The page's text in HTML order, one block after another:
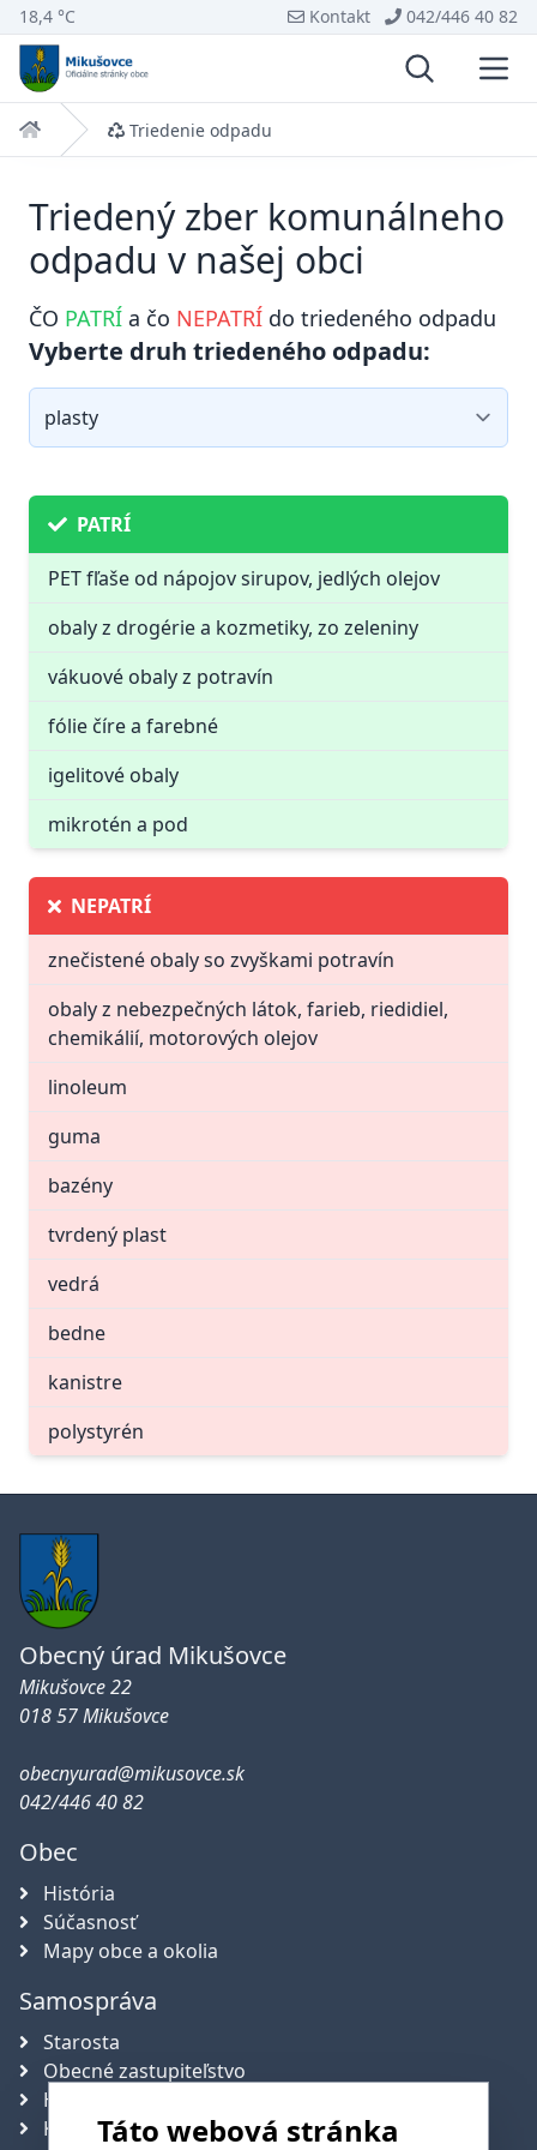
18,4 °C Kontakt 042/446 40 82
Vyhľadávanie
Domov
Triedenie odpadu
Triedený zber komunálneho
odpadu v našej obci
ČO PATRÍ a čo NEPATRÍ do triedeného odpadu
Vyberte druh triedeného odpadu:
PATRÍ
PET fľaše od nápojov sirupov, jedlých olejov
obaly z drogérie a kozmetiky, zo zeleniny
vákuové obaly z potravín
fólie číre a farebné
igelitové obaly
mikrotén a pod
NEPATRÍ
znečistené obaly so zvyškami potravín
obaly z nebezpečných látok, farieb, riedidiel,
chemikálií, motorových olejov
linoleum
guma
bazény
tvrdený plast
vedrá
bedne
kanistre
polystyrén
Obecný úrad Mikušovce
Mikušovce 22
018 57 Mikušovce
obecnyurad@mikusovce.sk
042/446 40 82
Obec
História
Súčasnosť
Mapy obce a okolia
Samospráva
Starosta
Obecné zastupiteľstvo
Hlavný kontrolór obce
KomisieTáto webová stránka